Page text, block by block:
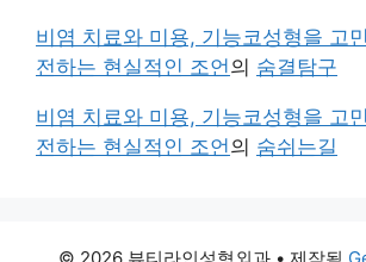
비염 치료와 미용, 기능코성형을 고
전하는 현실적인 조언의 숨결탐구
비염 치료와 미용, 기능코성형을 고
전하는 현실적인 조언의 숨쉬는길